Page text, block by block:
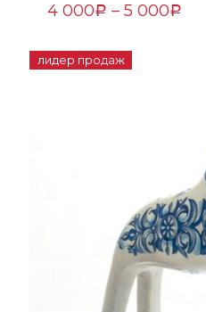
4 000Р – 5 000Р
лидер продаж